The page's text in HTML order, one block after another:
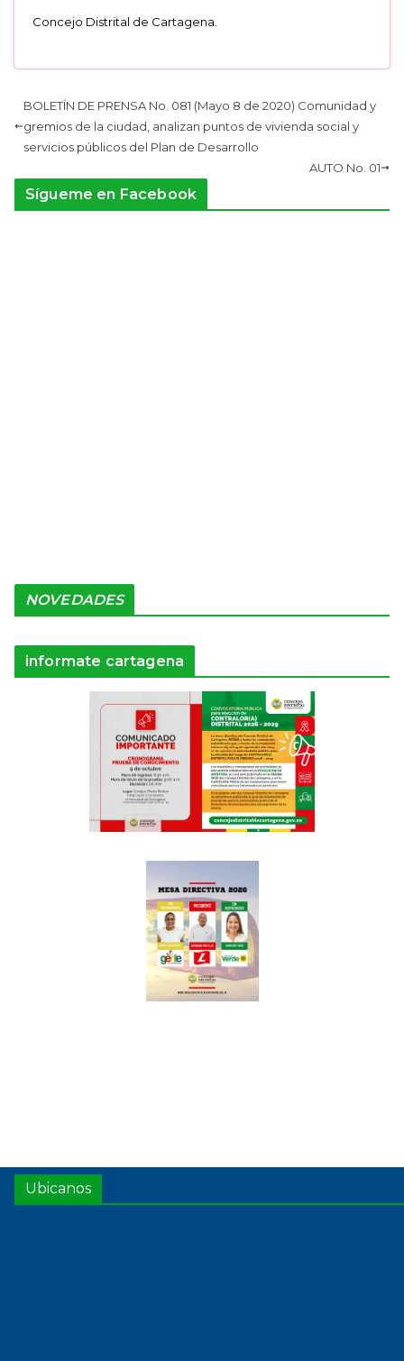
Concejo Distrital de Cartagena.
BOLETÍN DE PRENSA No. 081 (Mayo 8 de 2020) Comunidad y
gremios de la ciudad, analizan puntos de vivienda social y
servicios públicos del Plan de Desarrollo
AUTO No. 01
Sígueme en Facebook
NOVEDADES
informate cartagena
Ubicanos